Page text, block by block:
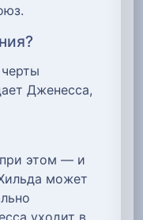
Дженесса,
этом — и
может
уходит в